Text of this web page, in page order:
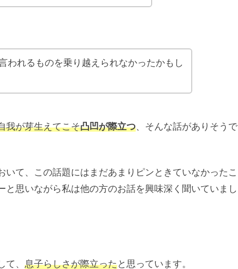
われるものを乗り越えられなかったかもし
我が芽生えてこそ凸凹が際立つ、そんな話がありそうで
て、この話題にはまだあまりピンときていなかったこ
と思いながら私は他の方のお話を興味深く聞いていまし
、 息子らしさが際立ったと思っています。